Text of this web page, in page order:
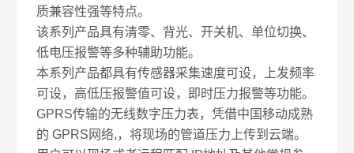
质兼容性强等特点。
该系列产品具有清零、背光、开关机、单位切换、
低电压报警等多种辅助功能。
本系列产品都具有传感器采集速度可设，上发频率
可设，高低压报警值可设，即时压力报警等功能。
GPRS传输的无线数字压力表，凭借中国移动成熟
的 GPRS 网络,，将现场的管道压力上传到云端。